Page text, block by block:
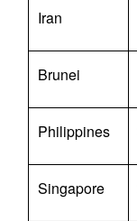
Iran
Brunei
Philippines
Singapore